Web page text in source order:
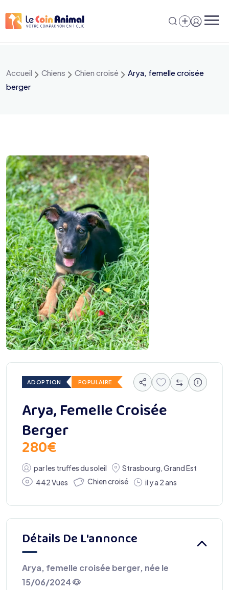
au
Accueil Chiens Chien croisé
Arya, femelle croisée
berger
ADOPTION POPULAIRE
Arya, Femelle Croisée
Berger
280€
parles truffes du soleil Strasbourg Grand Est
442 Vues
Chien croisé il y a 2 ans
Détails De L'annonce
Arya, femelle croisée berger, née le
15/06/2024 🐶